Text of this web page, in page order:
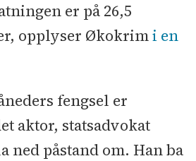
er på 26,5
opplyser Økokrimi en
fengsel er
aktor, statsadvokat
ned påstand om. Han ba